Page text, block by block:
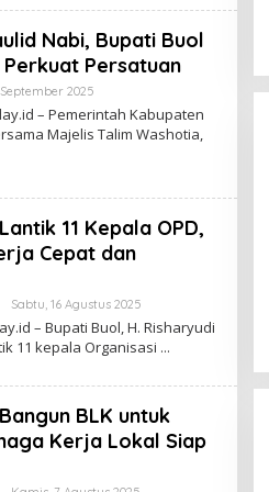
Nabi, Bupati Buol
Persatuan
2025Oleh
Today
– Pemerintah Kabupaten
Majelis Talim Washotia,
11 Kepala OPD,
Cepat dan
Sabtu, 16 Agustus 2025Oleh
Today
– Bupati Buol, H. Risharyudi
11 kepala Organisasi
BLK untuk
Kerja Lokal Siap
Harlah PKB ke-28,
Bangsa Gelar Dua
Akbar Perkuat Mesin
Politika | Kamis, 23 Juli 2026